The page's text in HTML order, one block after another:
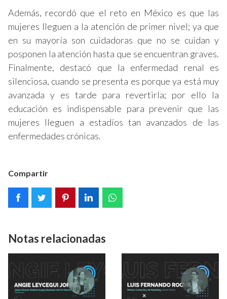
Además, recordó que el reto en México es que las
mujeres lleguen a la atención de primer nivel; ya que
en su mayoría son cuidadoras que no se cuidan y
posponen la atención hasta que se encuentran graves.
Finalmente, destacó que la enfermedad renal es
silenciosa, cuando se presenta es porque ya está muy
avanzada y es tarde para revertirla; por ello la
educación es indispensable para prevenir que las
mujeres lleguen a estadíos tan avanzados de las
enfermedades crónicas.
Compartir
Notas relacionadas